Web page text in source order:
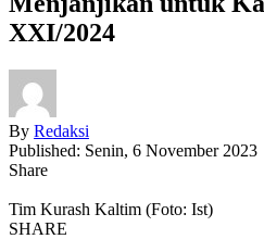
XXI/2024
By Redaksi
Published: Senin, 6 November 2023
Share
Tim Kurash Kaltim (Foto: Ist)
SHARE